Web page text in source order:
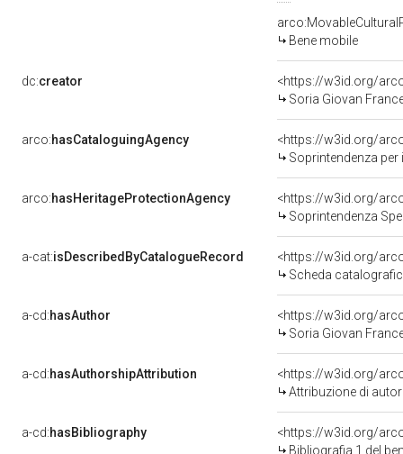
Bene mobile
dc:creator
<https://w3id.org/
Soria Giovan
arco:hasCataloguingAgency
<https://w3id.org/
Soprintendenza
arco:hasHeritageProtectionAgency
<https://w3id.org/
Soprintendenza
a-cat:isDescribedByCatalogueRecord
<https://w3id.org/
Scheda
a-cd:hasAuthor
<https://w3id.org/
Soria Giovan
a-cd:hasAuthorshipAttribution
<https://w3id.org/
Attribuzione di
a-cd:hasBibliography
<https://w3id.org/
Bibliografia 1 del